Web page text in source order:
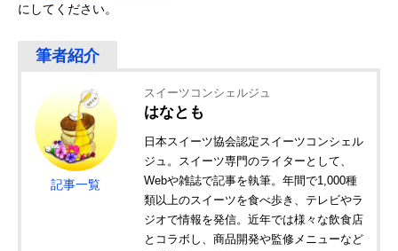
にしてください。
記事一覧
スイーツコンシェルジュ
はなとも
日本スイーツ協会認定スイーツコンシェル
ジュ。スイーツ専門のライターとして、
Webや雑誌で記事を執筆。年間で1,000種
類以上のスイーツを食べ歩き、テレビやラ
ジオで情報を発信。近年では様々な飲食店
とコラボし、商品開発や監修メニューなど